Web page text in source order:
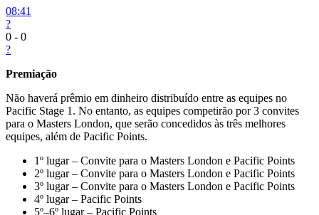
08:41
?
0 - 0
?
Premiação
Não haverá prêmio em dinheiro distribuído entre as equipes no
Pacific Stage 1. No entanto, as equipes competirão por 3 convites
para o Masters London, que serão concedidos às três melhores
equipes, além de Pacific Points.
1º lugar – Convite para o Masters London e Pacific Points
2º lugar – Convite para o Masters London e Pacific Points
3º lugar – Convite para o Masters London e Pacific Points
4º lugar – Pacific Points
5º–6º lugar – Pacific Points